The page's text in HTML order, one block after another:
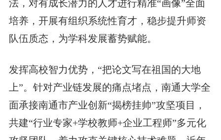
法，对有成长潜力的人才进行精准“画像”全面
培养，开展有组织系统性育才，稳步提升师资
队伍质态，为学科发展蓄势赋能。
发挥高校智力优势，“把论文写在祖国的大地
上”。针对产业链发展的痛点堵点，南通大学全
面承接南通市产业创新“揭榜挂帅”攻坚项目，
共建“行业专家+学校教师+企业工程师”多元化